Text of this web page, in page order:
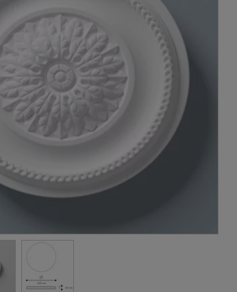
Schilderij ophangsysteem